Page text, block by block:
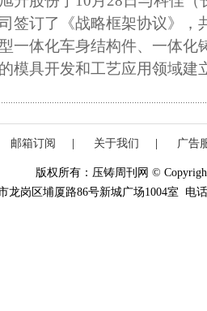
签订了《战略框架协议》，
一体化车身结构件、一体化
的模具开发和工艺应用领域建
邮箱订阅 关于我们 广告
版权所有：压铸周刊网 ©
龙岗区埔厦路86号新城广场1004室 电